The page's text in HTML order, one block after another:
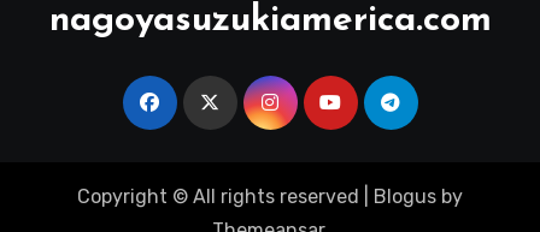
nagoyasuzukiamerica.com
Copyright © All rights reserved Blogus by